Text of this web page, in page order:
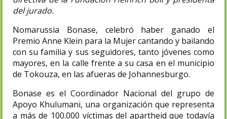
del jurado.
Nomarussia Bonase, celebró haber ganado el
Premio Anne Klein para la Mujer cantando y bailando
con su familia y sus seguidores, tanto jóvenes como
mayores, en la calle frente a su casa en el municipio
de Tokouza, en las afueras de Johannesburgo.
Bonase es el Coordinador Nacional del grupo de
Apoyo Khulumani, una organización que representa
a más de 100.000 víctimas del apartheid que todavía